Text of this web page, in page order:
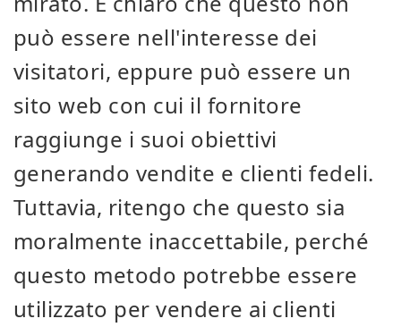
può essere nell'interesse dei
visitatori, eppure può essere un
sito web con cui il fornitore
raggiunge i suoi obiettivi
generando vendite e clienti fedeli.
Tuttavia, ritengo che questo sia
moralmente inaccettabile, perché
questo metodo potrebbe essere
utilizzato per vendere ai clienti